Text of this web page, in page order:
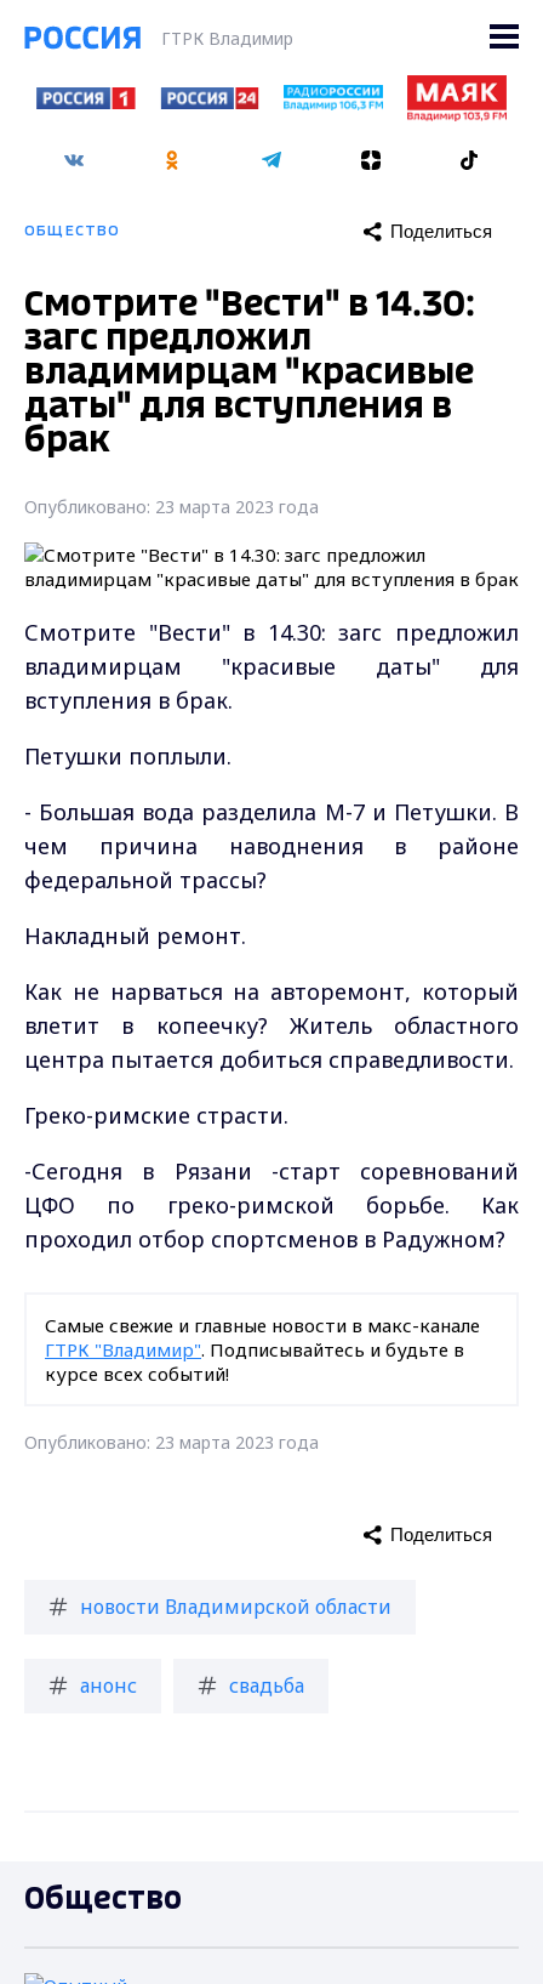
ГТРК Владимир
ОБЩЕСТВО Поделиться
Смотрите "Вести" в 14.30:
загс предложил
владимирцам "красивые
даты" для вступления в
брак
Опубликовано: 23 марта 2023 года
Смотрите "Вести" в 14.30: загс предложил
владимирцам "красивые даты" для
вступления в брак.
Петушки поплыли.
- Большая вода разделила М-7 и Петушки. В
чем причина наводнения в районе
федеральной трассы?
Накладный ремонт.
Как не нарваться на авторемонт, который
влетит в копеечку? Житель областного
центра пытается добиться справедливости.
Греко-римские страсти.
-Сегодня в Рязани -старт соревнований
ЦФО по греко-римской борьбе. Как
проходил отбор спортсменов в Радужном?
Самые свежие и главные новости в макс-канале
ГТРК "Владимир". Подписывайтесь и будьте в
курсе всех событий!
Опубликовано: 23 марта 2023 года
новости Владимирской области
анонс свадьба
Поделиться
Общество